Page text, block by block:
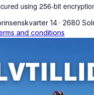
using 256-bit
14 · 2680
and conditions